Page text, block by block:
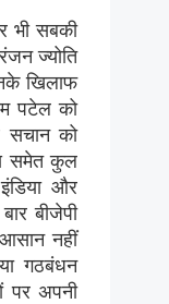
भी सबकी
ज्योति
खिलाफ
पटेल को
सचान को
समेत कुल
और
बीजेपी
नहीं
गठबंधन
पर अपनी